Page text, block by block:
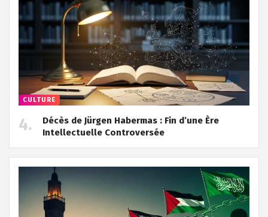
CULTURE
Décès de Jürgen Habermas : Fin d’une Ère
Intellectuelle Controversée